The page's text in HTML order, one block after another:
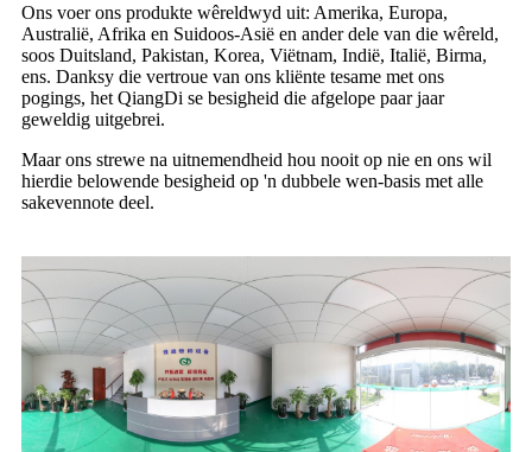
Ons voer ons produkte wêreldwyd uit: Amerika, Europa,
Australië, Afrika en Suidoos-Asië en ander dele van die wêreld,
soos Duitsland, Pakistan, Korea, Viëtnam, Indië, Italië, Birma,
ens. Danksy die vertroue van ons kliënte tesame met ons
pogings, het QiangDi se besigheid die afgelope paar jaar
geweldig uitgebrei.
Maar ons strewe na uitnemendheid hou nooit op nie en ons wil
hierdie belowende besigheid op 'n dubbele wen-basis met alle
sakevennote deel.